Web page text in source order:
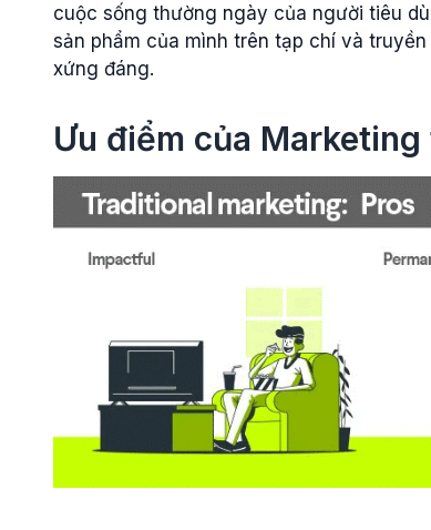
cuộc sống thường ngày của người tiêu
sản phẩm của mình trên tạp chí và
xứng đáng.
Ưu điểm của